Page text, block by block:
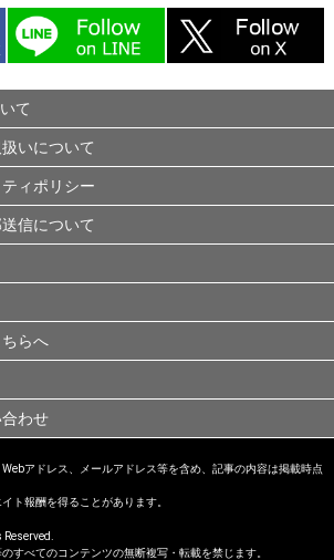
て
いについて
ィポリシー
信について
らへ
わせ
アドレス、メールアドレス等を含め、記事の内容は掲載時点
ト報酬を得ることがあります。
すべてのコンテンツの無断複写・転載を禁じます。